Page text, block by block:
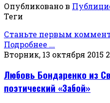
Опубликовано в
Теги
Станьте первым
Подробнее ...
Вторник, 13 октября 2015
Любовь Бондаренко из
поэтический «Забой»